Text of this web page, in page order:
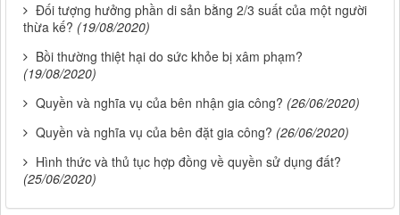
Đối tượng hưởng phần di sản bằng 2/3 suất của một người
thừa kế? (19/08/2020)
Bồi thường thiệt hại do sức khỏe bị xâm phạm?
(19/08/2020)
Quyền và nghĩa vụ của bên nhận gia công? (26/06/2020)
Quyền và nghĩa vụ của bên đặt gia công? (26/06/2020)
Hình thức và thủ tục hợp đồng về quyền sử dụng đất?
(25/06/2020)